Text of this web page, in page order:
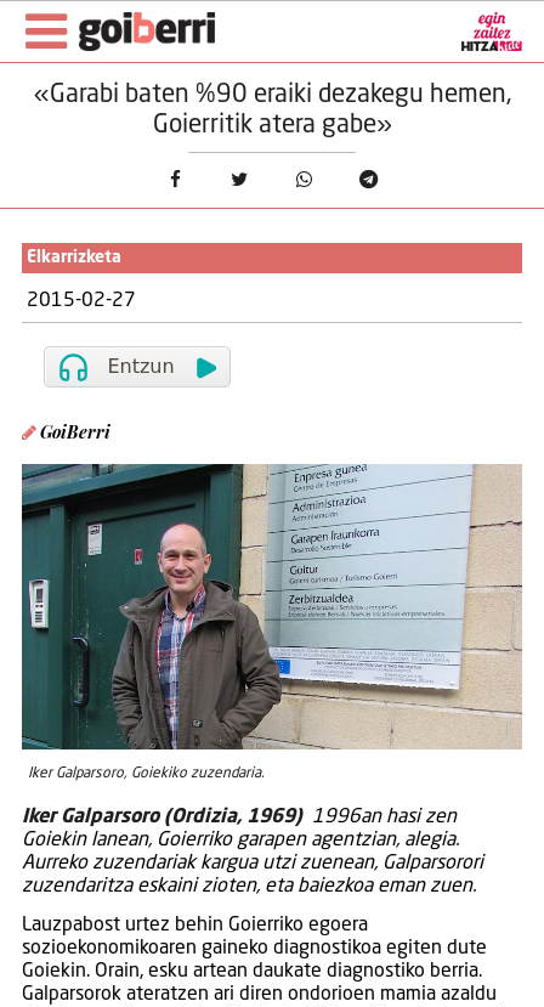
«Garabi baten %90 eraiki dezakegu hemen,
Goierritik atera gabe»
Elkarrizketa
2015-02-27
GoiBerri
Iker Galparsoro, Goiekiko zuzendaria.
Iker Galparsoro (Ordizia, 1969)1996an hasi zen
Goiekin lanean, Goierriko garapen agentzian, alegia.
Aurreko zuzendariak kargua utzi zuenean, Galparsorori
zuzendaritza eskaini zioten, eta baiezkoa eman zuen.
Lauzpabost urtez behin Goierriko egoera
sozioekonomikoaren gaineko diagnostikoa egiten dute
Goiekin. Orain, esku artean daukate diagnostiko berria.
Galparsorok ateratzen ari diren ondorioen mamia azaldu